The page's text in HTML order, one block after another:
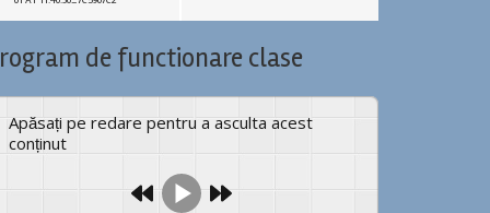
de functionare clase
Apăsați pe redare pentru a asculta acest
conținut